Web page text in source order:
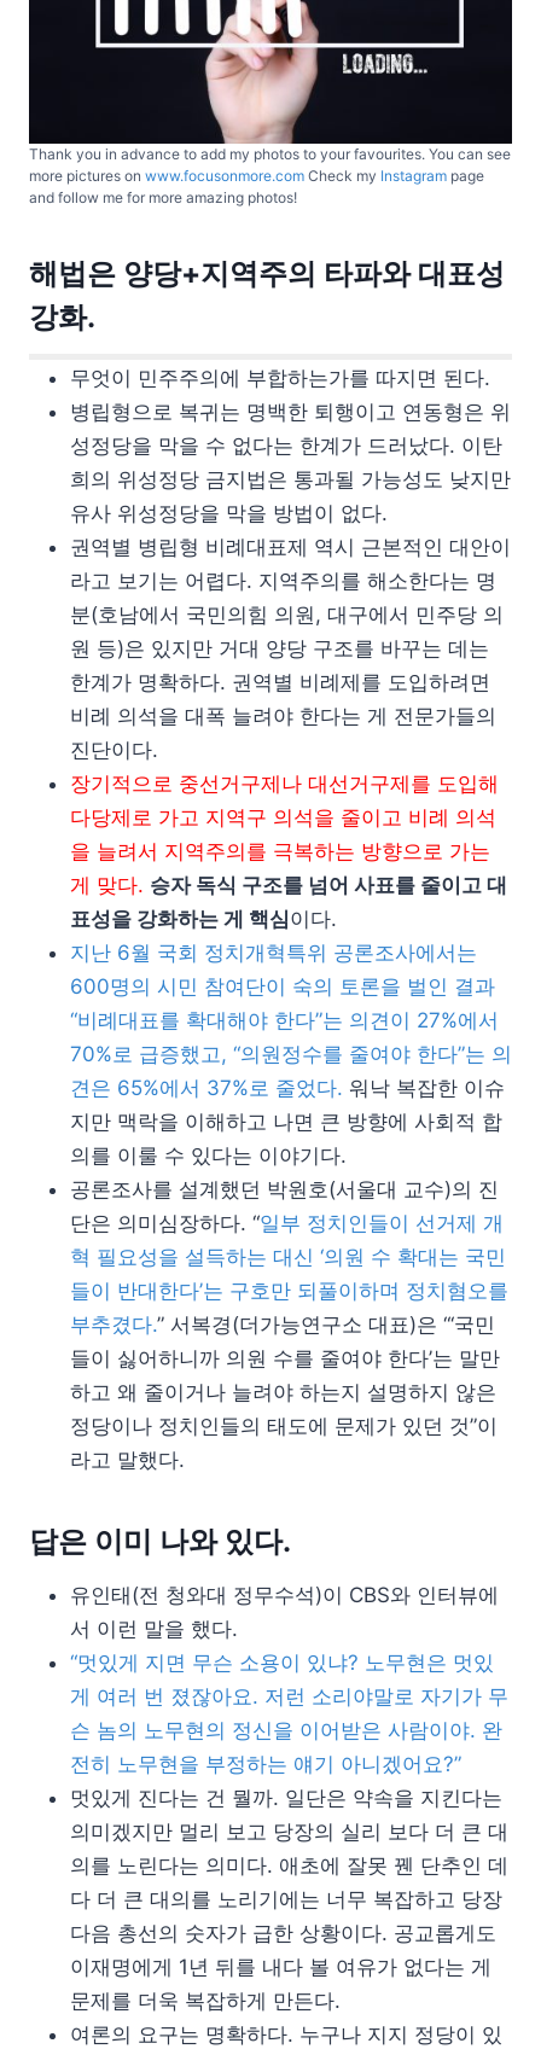
Thank you in advance to add my photos to your favourites. You can see
more pictures on www.focusonmore.com Check my Instagram page
and follow me for more amazing photos!
해법은 양당+지역주의 타파와 대표성
강화.
무엇이 민주주의에 부합하는가를 따지면 된다.
병립형으로 복귀는 명백한 퇴행이고 연동형은 위
성정당을 막을 수 없다는 한계가 드러났다. 이탄
희의 위성정당 금지법은 통과될 가능성도 낮지만
유사 위성정당을 막을 방법이 없다.
권역별 병립형 비례대표제 역시 근본적인 대안이
라고 보기는 어렵다. 지역주의를 해소한다는 명
분(호남에서 국민의힘 의원, 대구에서 민주당 의
원 등)은 있지만 거대 양당 구조를 바꾸는 데는
한계가 명확하다. 권역별 비례제를 도입하려면
비례 의석을 대폭 늘려야 한다는 게 전문가들의
진단이다.
장기적으로 중선거구제나 대선거구제를 도입해
다당제로 가고 지역구 의석을 줄이고 비례 의석
을 늘려서 지역주의를 극복하는 방향으로 가는
게 맞다. 승자 독식 구조를 넘어 사표를 줄이고 대
표성을 강화하는 게 핵심이다.
지난 6월 국회 정치개혁특위 공론조사에서는
600명의 시민 참여단이 숙의 토론을 벌인 결과
“비례대표를 확대해야 한다”는 의견이 27%에서
70%로 급증했고, “의원정수를 줄여야 한다”는 의
견은 65%에서 37%로 줄었다. 워낙 복잡한 이슈
지만 맥락을 이해하고 나면 큰 방향에 사회적 합
의를 이룰 수 있다는 이야기다.
공론조사를 설계했던 박원호(서울대 교수)의 진
단은 의미심장하다. “일부 정치인들이 선거제 개
혁 필요성을 설득하는 대신 ‘의원 수 확대는 국민
들이 반대한다’는 구호만 되풀이하며 정치혐오를
부추겼다.” 서복경(더가능연구소 대표)은 “‘국민
들이 싫어하니까 의원 수를 줄여야 한다’는 말만
하고 왜 줄이거나 늘려야 하는지 설명하지 않은
정당이나 정치인들의 태도에 문제가 있던 것”이
라고 말했다.
답은 이미 나와 있다.
유인태(전 청와대 정무수석)이 CBS와 인터뷰에
서 이런 말을 했다.
“멋있게 지면 무슨 소용이 있냐? 노무현은 멋있
게 여러 번 졌잖아요. 저런 소리야말로 자기가 무
슨 놈의 노무현의 정신을 이어받은 사람이야. 완
전히 노무현을 부정하는 얘기 아니겠어요?”
멋있게 진다는 건 뭘까. 일단은 약속을 지킨다는
의미겠지만 멀리 보고 당장의 실리 보다 더 큰 대
의를 노린다는 의미다. 애초에 잘못 꿴 단추인 데
다 더 큰 대의를 노리기에는 너무 복잡하고 당장
다음 총선의 숫자가 급한 상황이다. 공교롭게도
이재명에게 1년 뒤를 내다 볼 여유가 없다는 게
문제를 더욱 복잡하게 만든다.
여론의 요구는 명확하다. 누구나 지지 정당이 있